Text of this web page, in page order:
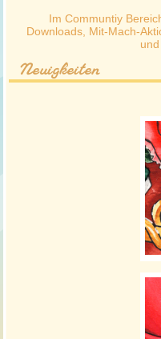
Im Communtiy
Downloads, Mit-Mach-
Neuigkeiten